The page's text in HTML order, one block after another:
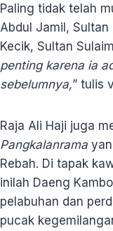
Paling tidak telah
Abdul Jamil, Sultan
Kecik, Sultan
penting karena ia
sebelumnya,” tulis
Raja Ali Haji juga
Pangkalanrama
Rebah. Di tapak
inilah Daeng
pelabuhan dan
pucak